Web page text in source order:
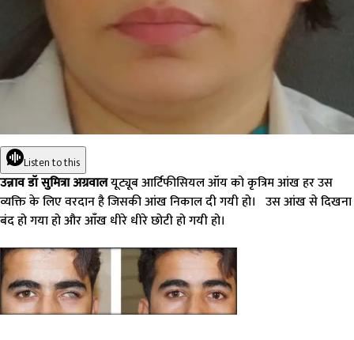
Listen to this
उन्नाव डॉ सुमित्रा अग्रवालयूट्यूब आर्टिफीसियल ऑय को कृत्रिम आंख हर उस
व्यक्ति के लिए वरदान है जिसकी आंख निकाल दी गयी हो। उस आंख से दिखना
बंद हो गया हो और आँख धीरे धीरे छोटी हो गयी हो।